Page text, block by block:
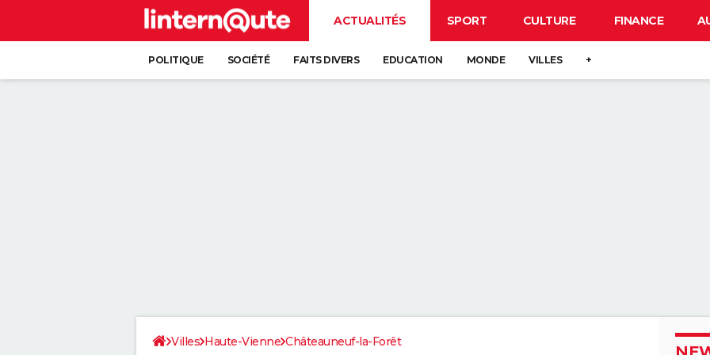
ACTUALITÉS SPORT CULTURE FINANCE
POLITIQUE SOCIÉTÉ FAITS DIVERS EDUCATION MONDE VILLES +
Villes Haute-Vienne Châteauneuf-la-Forêt